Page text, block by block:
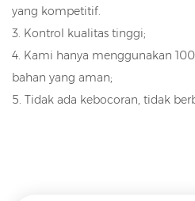
yang kompetitif.
3. Kontrol kualitas tinggi;
4. Kami hanya menggunakan
bahan yang aman;
5. Tidak ada kebocoran, tidak